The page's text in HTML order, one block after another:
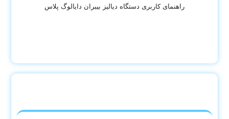
راهنمای کاربری دستگاه دیالیز بیبران دایالوگ پلاس